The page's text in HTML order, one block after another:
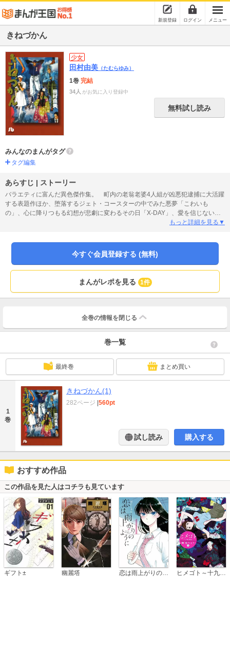
新規登録 ログイン メニュー
きねづかん
少女
田村由美 （たむらゆみ）
1巻 完結
34人 がお気に入り登録中
無料試し読み
みんなのまんがタグ
タグ編集
あらすじ | ストーリー
バラエティに富んだ異色傑作集。 町内の老翁老婆4人組が凶悪犯逮捕に大活躍
する表題作ほか、堕落するジェト・コースターの中でみた悪夢「こわいも
の」、心に降りつもる幻想が悲劇に変わるその日「X-DAY」、愛を信じない男
が最期にみつけた愛「4人の女」など、コメディーありホラーありのバラエティ
か/拾った男/こわいもの/なぜか ガラパゴス！※本作品は短編集です。収録作品
をご確認の上、重複購入にご注意ください。
もっと詳細を見る▼
今すぐ会員登録する (無料)
まんがレポを見る 1件
全巻の情報を 閉じる
巻一覧
最終巻 まとめ買い
1
巻
きねづかん(1)
282ページ 560pt
試し読み 購入する
おすすめ作品
この作品を見た人はコチラも見ています
ギフト± 幽麗塔 恋は雨上がりのように ヒメゴト～十九歳の制服～